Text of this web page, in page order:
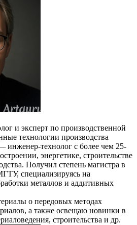
и эксперт по производственной
технологии производства
инженер-технолог с более чем 25-
энергетике, строительстве
Получил степень магистра в
специализируясь на
металлов и аддитивных
о передовых методах
а также освещаю новинки в
строительства и др.